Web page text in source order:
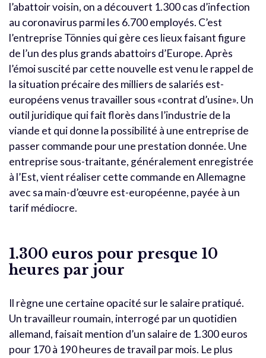
l’abattoir voisin, on a découvert 1.300 cas d’infection
au coronavirus parmi les 6.700 employés. C’est
l’entreprise Tönnies qui gère ces lieux faisant figure
de l’un des plus grands abattoirs d’Europe. Après
l’émoi suscité par cette nouvelle est venu le rappel de
la situation précaire des milliers de salariés est-
européens venus travailler sous «contrat d’usine». Un
outil juridique qui fait florès dans l’industrie de la
viande et qui donne la possibilité à une entreprise de
passer commande pour une prestation donnée. Une
entreprise sous-traitante, généralement enregistrée
à l’Est, vient réaliser cette commande en Allemagne
avec sa main-d’œuvre est-européenne, payée à un
tarif médiocre.
1.300 euros pour presque 10
heures par jour
Il règne une certaine opacité sur le salaire pratiqué.
Un travailleur roumain, interrogé par un quotidien
allemand, faisait mention d’un salaire de 1.300 euros
pour 170 à 190 heures de travail par mois. Le plus